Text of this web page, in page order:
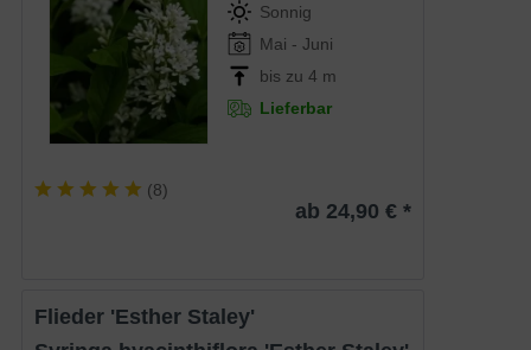
Sonnig
Mai - Juni
bis zu 4 m
Lieferbar
(8)
ab 24,90 € *
Flieder 'Esther Staley'